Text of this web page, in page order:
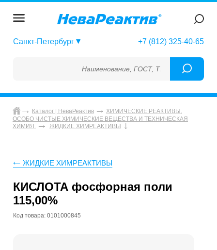
Санкт-Петербург +7 (812) 325-40-65
Наименование, ГОСТ, ТУ, ГСО, МСО, ОСО,
Каталог | НеваРеактив
ХИМИЧЕСКИЕ РЕАКТИВЫ,
ОСОБО ЧИСТЫЕ ХИМИЧЕСКИЕ ВЕЩЕСТВА И ТЕХНИЧЕСКАЯ
ХИМИЯ:
ЖИДКИЕ ХИМРЕАКТИВЫ
ЖИДКИЕ ХИМРЕАКТИВЫ
КИСЛОТА фосфорная поли
115,00%
Код товара: 0101000845